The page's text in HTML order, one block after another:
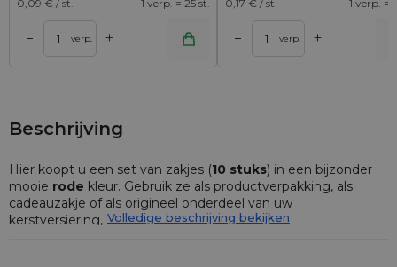
0,09 € / st. 1 verp. = 25 st.
– verp. +
0,17 € / st. 1 verp. =
– verp. +
Toevoegen aan winkelwagen Toevoegen aan
Beschrijving
Hier koopt u een set van zakjes (10 stuks) in een bijzonder
mooie rode kleur. Gebruik ze als productverpakking, als
cadeauzakje of als origineel onderdeel van uw
kerstversiering, Volledige beschrijving bekijken